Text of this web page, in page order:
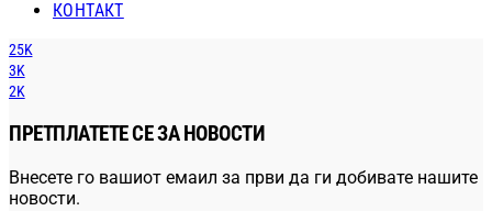
КОНТАКТ
25K
3K
2K
ПРЕТПЛАТЕТЕ СЕ ЗА НОВОСТИ
Внесете го вашиот емаил за први да ги добивате нашите
новости.